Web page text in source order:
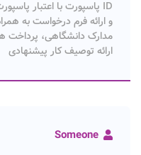
مدارک دانشگاهی، پرداخت
ارائه توصیف کار پیشنهادی
Someone